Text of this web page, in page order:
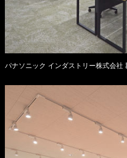
パナソニック インダストリー株式会社